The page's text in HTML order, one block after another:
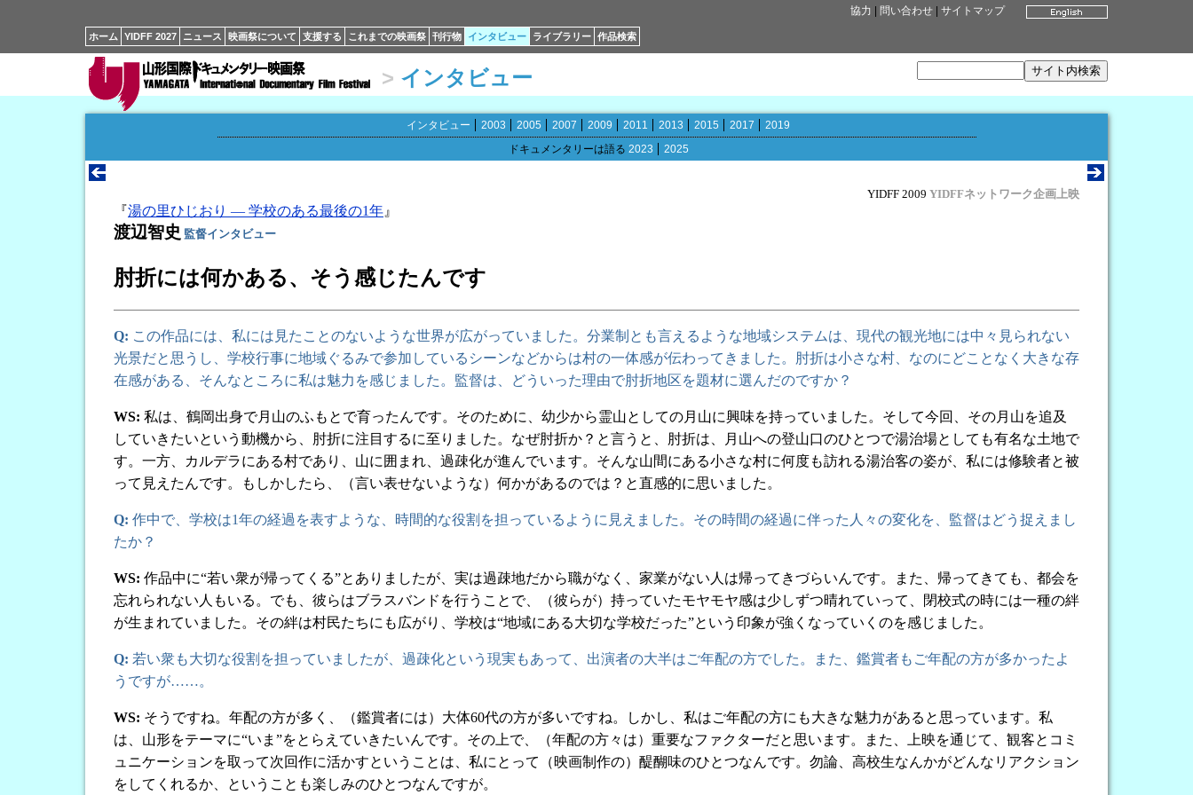
協力 問い合わせ サイトマップ
ホーム YIDFF 2027 ニュース 映画祭について 支援する これまでの映画祭 刊行物 インタビュー ライブラリー 作品検索
> インタビュー
インタビュー 2003 2005 2007 2009 2011 2013 2015 2017
2019
ドキュメンタリーは語る 2023 2025
YIDFF 2009 YIDFFネットワーク企画上映
『湯の里ひじおり ― 学校のある最後の1年 』
渡辺智史 監督インタビュー
肘折には何かある、そう感じたんです
Q: この作品には、私には見たことのないような世界が広がっていました。分業制とも言えるような地域システムは、現代の観光地には中々見られない
光景だと思うし、学校行事に地域ぐるみで参加しているシーンなどからは村の一体感が伝わってきました。肘折は小さな村、なのにどことなく大きな存
在感がある、そんなところに私は魅力を感じました。監督は、どういった理由で肘折地区を題材に選んだのですか？
WS: 私は、鶴岡出身で月山のふもとで育ったんです。そのために、幼少から霊山としての月山に興味を持っていました。そして今回、その月山を追及
していきたいという動機から、肘折に注目するに至りました。なぜ肘折か？と言うと、肘折は、月山への登山口のひとつで湯治場としても有名な土地で
す。一方、カルデラにある村であり、山に囲まれ、過疎化が進んでいます。そんな山間にある小さな村に何度も訪れる湯治客の姿が、私には修験者と被
って見えたんです。もしかしたら、（言い表せないような）何かがあるのでは？と直感的に思いました。
Q: 作中で、学校は1年の経過を表すような、時間的な役割を担っているように見えました。その時間の経過に伴った人々の変化を、監督はどう捉えまし
たか？
WS: 作品中に“若い衆が帰ってくる”とありましたが、実は過疎地だから職がなく、家業がない人は帰ってきづらいんです。また、帰ってきても、都会を
忘れられない人もいる。でも、彼らはブラスバンドを行うことで、（彼らが）持っていたモヤモヤ感は少しずつ晴れていって、閉校式の時には一種の絆
が生まれていました。その絆は村民たちにも広がり、学校は“地域にある大切な学校だった”という印象が強くなっていくのを感じました。
Q: 若い衆も大切な役割を担っていましたが、過疎化という現実もあって、出演者の大半はご年配の方でした。また、鑑賞者もご年配の方が多かったよ
うですが……。
WS: そうですね。年配の方が多く、（鑑賞者には）大体60代の方が多いですね。しかし、私はご年配の方にも大きな魅力があると思っています。私
は、山形をテーマに“いま”をとらえていきたいんです。その上で、（年配の方々は）重要なファクターだと思います。また、上映を通じて、観客とコミ
ュニケーションを取って次回作に活かすということは、私にとって（映画制作の）醍醐味のひとつなんです。勿論、高校生なんかがどんなリアクション
をしてくれるか、ということも楽しみのひとつなんですが。